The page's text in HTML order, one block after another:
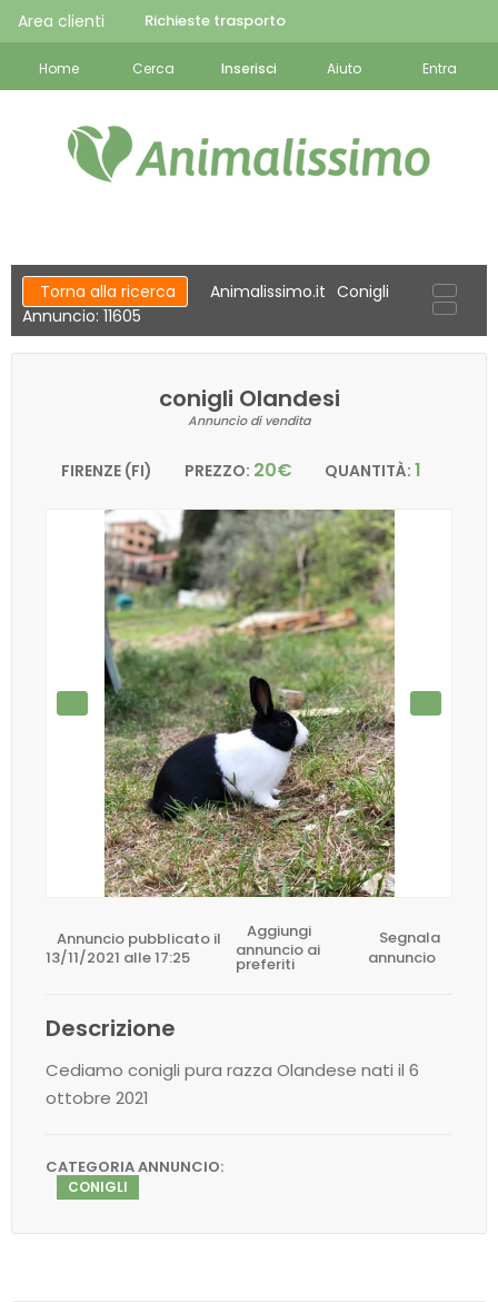
Area clienti Richieste trasporto
Home Cerca Inserisci Aiuto Entra
Torna alla ricerca Animalissimo.it Conigli
Annuncio: 11605
conigli Olandesi
Annuncio di vendita
FIRENZE (FI) PREZZO: 20€ QUANTITÀ: 1
Annuncio pubblicato il
13/11/2021 alle 17:25
Aggiungi
annuncio ai
preferiti
Segnala
annuncio
Descrizione
Cediamo conigli pura razza Olandese nati il 6
ottobre 2021
CATEGORIA ANNUNCIO:
CONIGLI